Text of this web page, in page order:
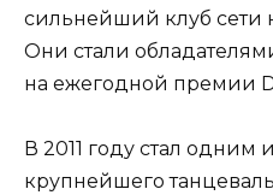
сильнейший клуб сети
Они стали
на ежегодной премии
В 2011 году стал одним
крупнейшего